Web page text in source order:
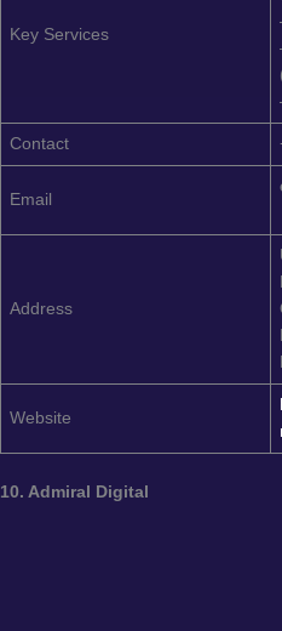
Key Services
Contact
Email
Address
Website
10. Admiral Digital